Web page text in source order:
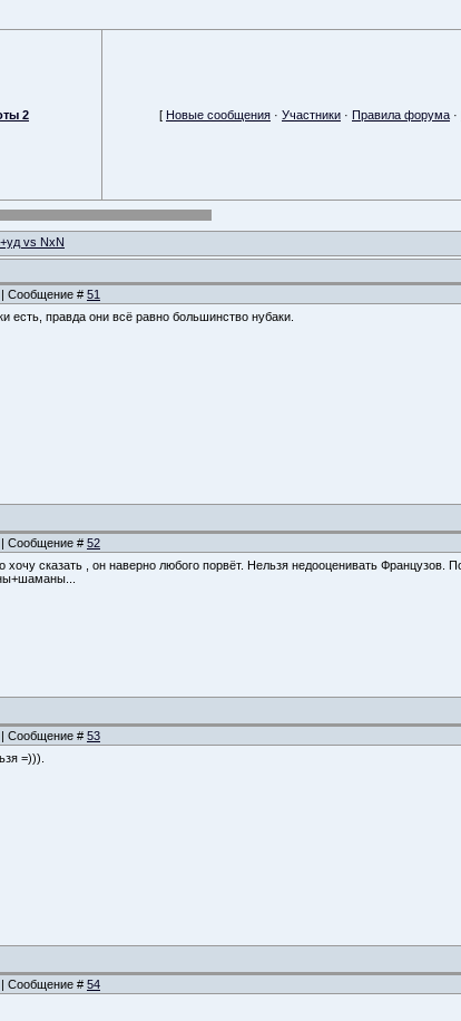
2 [ Новые сообщения · Участники · Правила форума ·
vs NxN
| Сообщение # 51
есть, правда они всё равно большинство нубаки.
| Сообщение # 52
сказать , он наверно любого порвёт. Нельзя недооценивать Французов.
| Сообщение # 53
=))).
| Сообщение # 54